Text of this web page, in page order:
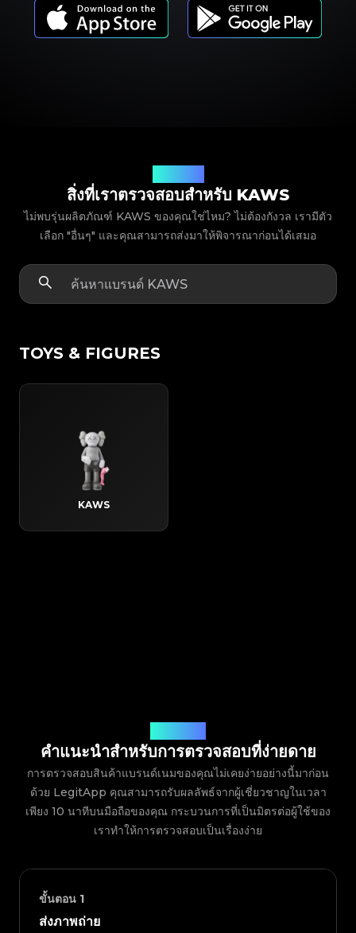
สิ่งที่เราตรวจสอบสำหรับ KAWS
ไม่พบรุ่นผลิตภัณฑ์ KAWS ของคุณใช่ไหม? ไม่ต้องกังวล เรามีตัว
เลือก "อื่นๆ" และคุณสามารถส่งมาให้พิจารณาก่อนได้เสมอ
TOYS & FIGURES
KAWS
คำแนะนำสำหรับการตรวจสอบที่ง่ายดาย
การตรวจสอบสินค้าแบรนด์เนมของคุณไม่เคยง่ายอย่างนี้มาก่อน
ด้วย LegitApp คุณสามารถรับผลลัพธ์จากผู้เชี่ยวชาญในเวลา
เพียง 10 นาทีบนมือถือของคุณ กระบวนการที่เป็นมิตรต่อผู้ใช้ของ
เราทำให้การตรวจสอบเป็นเรื่องง่าย
ขั้นตอน 1
ส่งภาพถ่าย